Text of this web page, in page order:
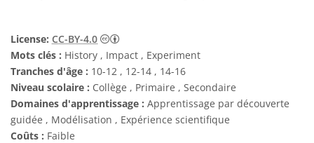
License: CC-BY-4.0
Creative Commons (CC) Attribution 4.0
Mots clés : History , Impact , Experiment
Tranches d'âge : 10-12 , 12-14 , 14-16
Niveau scolaire : Collège , Primaire , Secondaire
Domaines d'apprentissage : Apprentissage par découverte
guidée , Modélisation , Expérience scientifique
Coûts : Faible